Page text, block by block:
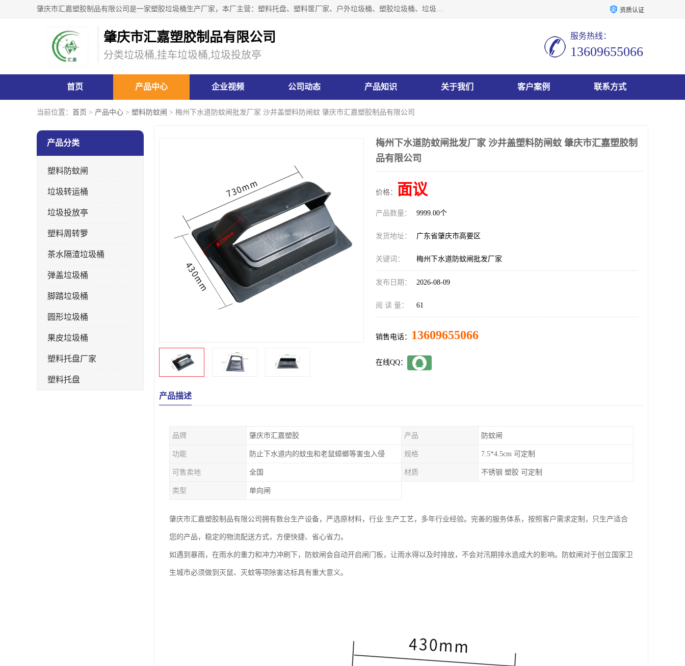
肇庆市汇嘉塑胶制品有限公司是一家塑胶垃圾桶生产厂家，本厂主营：塑料托盘、塑料筐厂家、户外垃圾桶、塑胶垃圾桶、垃圾桶等产品，深受广大客户的欢迎。公司拥有一支勇于、善于集思广益的生产队伍，实力雄厚的技术力量，一贯奉行“以人为本”的管理和服务理念。 资质认证
肇庆市汇嘉塑胶制品有限公司
分类垃圾桶,挂车垃圾桶,垃圾投放亭
服务热线：
13609655066
首页 产品中心 企业视频 公司动态 产品知识 关于我们 客户案例 联系方式
当前位置： 首页 > 产品中心 > 塑料防蚊闸 > 梅州下水道防蚊闸批发厂家 沙井盖塑料防闸蚊 肇庆市汇嘉塑胶制品有限公司
产品分类
塑料防蚊闸
垃圾转运桶
垃圾投放亭
塑料周转箩
茶水隔渣垃圾桶
弹盖垃圾桶
脚踏垃圾桶
圆形垃圾桶
果皮垃圾桶
塑料托盘厂家
塑料托盘
梅州下水道防蚊闸批发厂家 沙井盖塑料防闸蚊 肇庆市汇嘉塑胶制
品有限公司
价格： 面议
产品数量： 9999.00个
发货地址： 广东省肇庆市高要区
关键词： 梅州下水道防蚊闸批发厂家
发布日期： 2026-08-09
阅 读 量： 61
销售电话： 13609655066
在线QQ：
产品描述
品牌 肇庆市汇嘉塑胶 产品 防蚊闸
功能 防止下水道内的蚊虫和老鼠蟑螂等害虫入侵 规格 7.5*4.5cm 可定制
可售卖地 全国 材质 不锈钢 塑胶 可定制
类型 单向闸
肇庆市汇嘉塑胶制品有限公司拥有数台生产设备，严选原材料，行业 生产工艺，多年行业经验。完善的服务体系，按照客户需求定制，只生产适合
您的产品，稳定的物流配送方式，方便快捷、省心省力。
如遇到暴雨，在雨水的重力和冲力冲刷下，防蚊闸会自动开启闸门板，让雨水得以及时排放，不会对汛期排水造成大的影响。防蚊闸对于创立国家卫
生城市必须做到灭鼠、灭蚊等项除害达标具有重大意义。